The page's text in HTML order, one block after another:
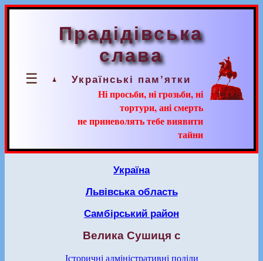
☰
Прадідівська
слава
Українські пам’ятки
Ні просьби, ні грозьби, ні
тортури, ані смерть
не приневолять тебе виявити
тайни
Україна
Львівська область
Самбірський район
Велика Сушиця с
Історичні адміністративні поділи